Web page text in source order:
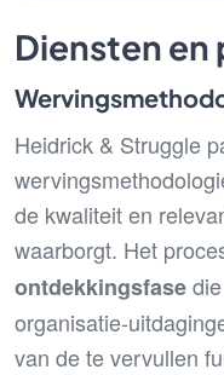
Diensten en
Heidrick & Struggle
de kwaliteit en
waarborgt. Het
ontdekkingsfase
organisatie-
van de te vervullen